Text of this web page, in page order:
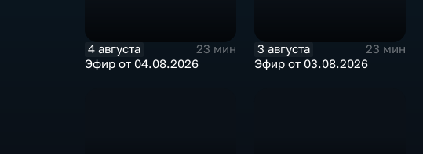
4 августа
23 мин
Эфир от 04.08.2026
3 августа
23 мин
Эфир от 03.08.2026